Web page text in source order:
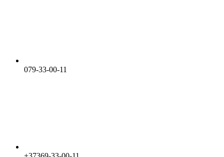
079-33-00-11